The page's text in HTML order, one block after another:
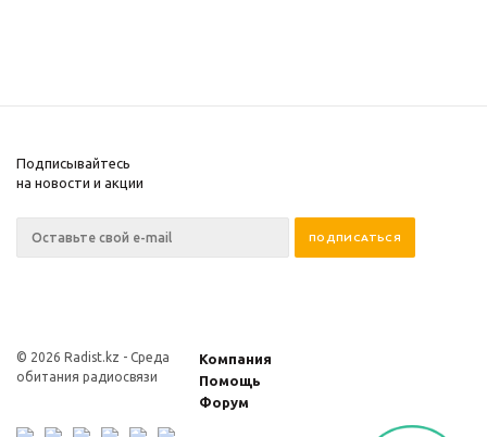
Подписывайтесь
на новости и акции
© 2026 Radist.kz - Среда
обитания радиосвязи
Компания
Помощь
Форум